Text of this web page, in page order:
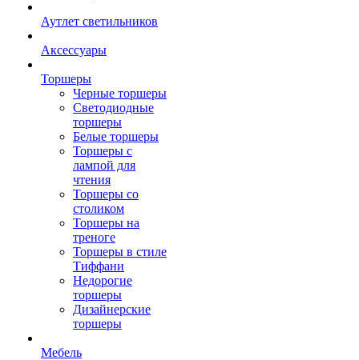
Аутлет светильников
Аксессуары
Торшеры
Черные торшеры
Светодиодные
торшеры
Белые торшеры
Торшеры с
лампой для
чтения
Торшеры со
столиком
Торшеры на
треноге
Торшеры в стиле
Тиффани
Недорогие
торшеры
Дизайнерские
торшеры
Мебель